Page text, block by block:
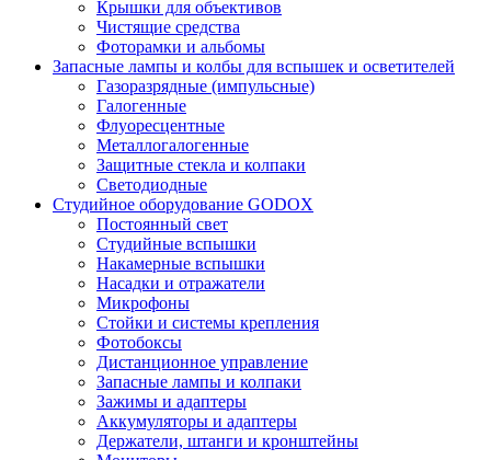
Крышки для объективов
Чистящие средства
Фоторамки и альбомы
Запасные лампы и колбы для вспышек и осветителей
Газоразрядные (импульсные)
Галогенные
Флуоресцентные
Металлогалогенные
Защитные стекла и колпаки
Светодиодные
Студийное оборудование GODOX
Постоянный свет
Студийные вспышки
Накамерные вспышки
Насадки и отражатели
Микрофоны
Стойки и системы крепления
Фотобоксы
Дистанционное управление
Запасные лампы и колпаки
Зажимы и адаптеры
Аккумуляторы и адаптеры
Держатели, штанги и кронштейны